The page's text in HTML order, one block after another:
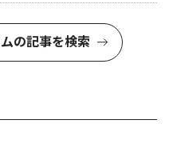
の記事を検索